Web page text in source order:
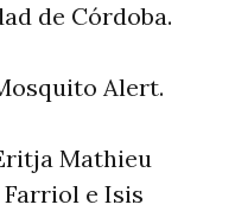
de Córdoba.
Alert.
Mathieu
e Isis